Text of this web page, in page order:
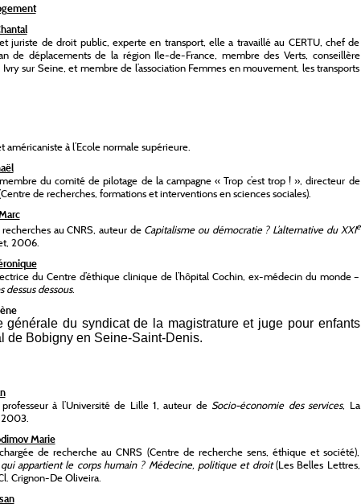
juriste de droit public, experte en transport, elle a travaillé au CERTU, chef de
de déplacements de la région Ile-de-France, membre des Verts, conseillère
sur Seine, et membre de l’association Femmes en mouvement, les transports
américaniste à l’Ecole normale supérieure.
du comité de pilotage de la campagne « Trop c’est trop ! », directeur de
de recherches, formations et interventions en sciences sociales).
au CNRS, auteur de Capitalisme ou démocratie ? L’alternative du XXIe
2006.
du Centre d’éthique clinique de l’hôpital Cochin, ex-médecin du monde –
dessus dessous.
générale du syndicat de la magistrature et juge pour enfants
de Bobigny en Seine-Saint-Denis.
professeur à l’Université de Lille 1, auteur de Socio-économie des services, La
Marie
de recherche au CNRS (Centre de recherche sens, éthique et société),
appartient le corps humain ? Médecine, politique et droit(Les Belles Lettres,
Crignon-De Oliveira.